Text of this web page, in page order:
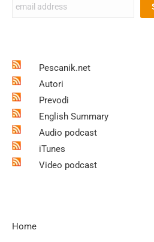
Pescanik.net
Autori
Prevodi
English Summary
Audio podcast
iTunes
Video podcast
Home